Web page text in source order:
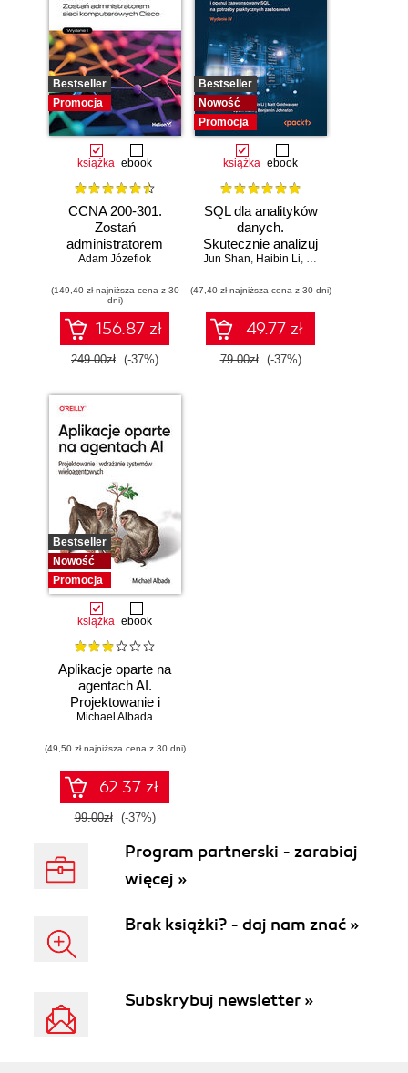
Bestseller
Promocja
książka ebook
CCNA 200-301.
Zostań
administratorem
sieci
Cisco. Wydanie II
Adam Józefiok
(149,40 zł najniższa cena z 30
dni)
156.87 zł
249.00zł (-37%)
Bestseller
Nowość
Promocja
książka ebook
SQL dla analityków
danych.
Skutecznie analizuj
dane, wyciągaj
wnioski i opanuj
zaawansowany
SQL na potrzeby
praktycznych
zastosowań.
Jun Shan, Haibin Li, Matt Goldwasser
(47,40 zł najniższa cena z 30 dni)
49.77 zł
79.00zł (-37%)
Bestseller
Nowość
Promocja
książka ebook
Aplikacje oparte na
agentach AI.
Projektowanie i
wdrażanie
wieloagentowych
Michael Albada
(49,50 zł najniższa cena z 30 dni)
62.37 zł
99.00zł (-37%)
Program partnerski - zarabiaj
więcej »
Brak książki? - daj nam znać »
Subskrybuj newsletter »